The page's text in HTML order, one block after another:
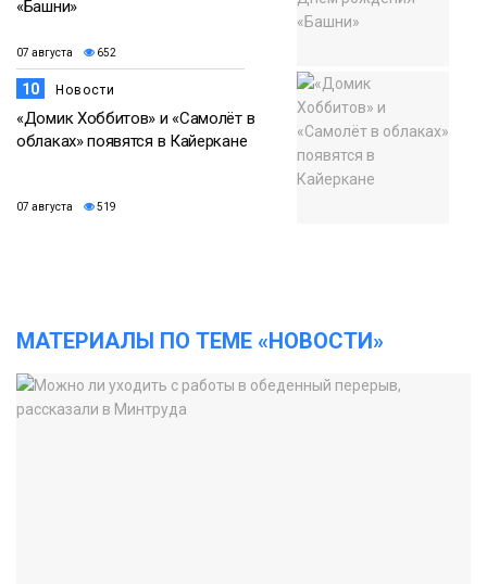
«Башни»
07 августа 652
10 Новости
«Домик Хоббитов» и «Самолёт в
облаках» появятся в Кайеркане
07 августа 519
МАТЕРИАЛЫ ПО ТЕМЕ «НОВОСТИ»